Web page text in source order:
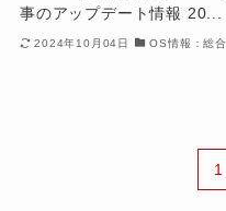
事のアップデート情報 20...
2024年10月04日 OS情報：総合
1